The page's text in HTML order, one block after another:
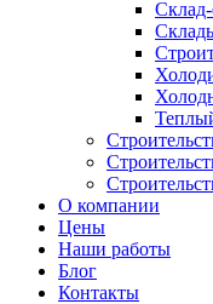
О компании
Цены
Наши работы
Блог
Контакты